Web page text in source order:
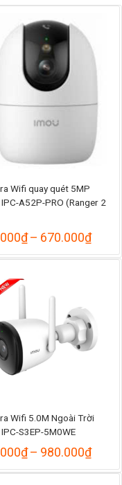
Wifi quay quét 5MP
A52P-PRO (Ranger 2
₫– 670.000₫
giá:
từ
Wifi 5.0M Ngoài Trời
S3EP-5M0WE
₫– 980.000₫
từ